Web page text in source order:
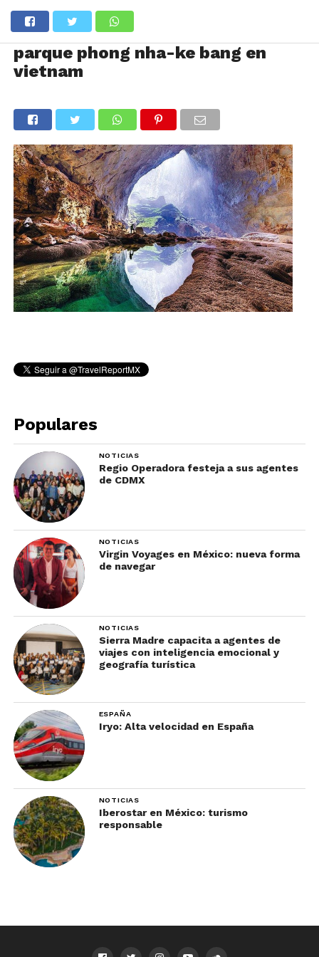
parque phong nha-ke bang en
vietnam
Populares
NOTICIAS
Regio Operadora festeja a sus agentes
de CDMX
NOTICIAS
Virgin Voyages en México: nueva forma
de navegar
NOTICIAS
Sierra Madre capacita a agentes de
viajes con inteligencia emocional y
geografía turística
ESPAÑA
Iryo: Alta velocidad en España
NOTICIAS
Iberostar en México: turismo
responsable